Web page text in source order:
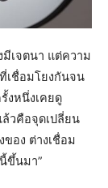
มีเจตนา แต่ความ
เชื่อมโยงกันจน
งหนึ่งเคยดู
วคือจุดเปลี่ยน
อง ต่างเชื่อม
ขึ้นมา”